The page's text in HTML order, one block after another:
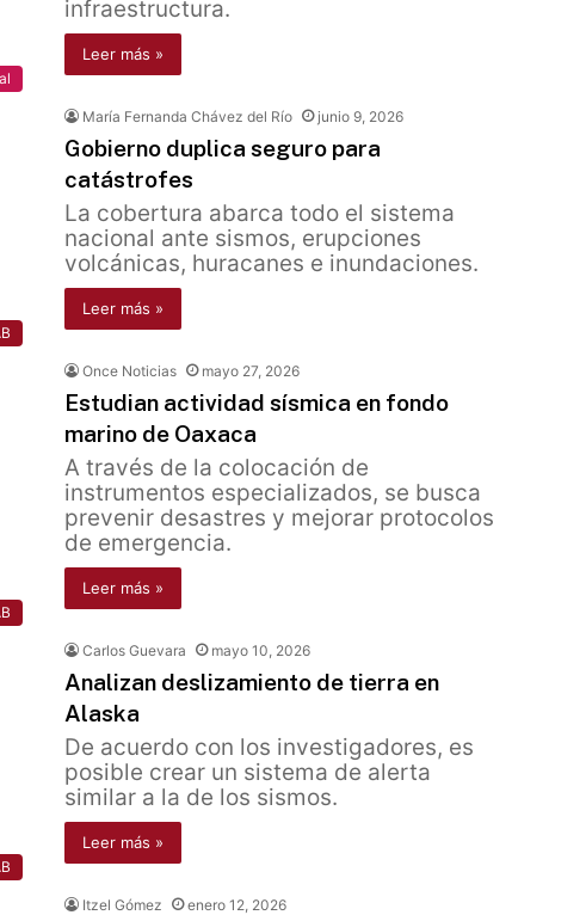
infraestructura.
Leer más »
María Fernanda Chávez del Río junio 9, 2026
Gobierno duplica seguro para
catástrofes
La cobertura abarca todo el sistema
nacional ante sismos, erupciones
volcánicas, huracanes e inundaciones.
Leer más »
Once Noticias mayo 27, 2026
Estudian actividad sísmica en fondo
marino de Oaxaca
A través de la colocación de
instrumentos especializados, se busca
prevenir desastres y mejorar protocolos
de emergencia.
Leer más »
Carlos Guevara mayo 10, 2026
Analizan deslizamiento de tierra en
Alaska
De acuerdo con los investigadores, es
posible crear un sistema de alerta
similar a la de los sismos.
Leer más »
Itzel Gómez enero 12, 2026